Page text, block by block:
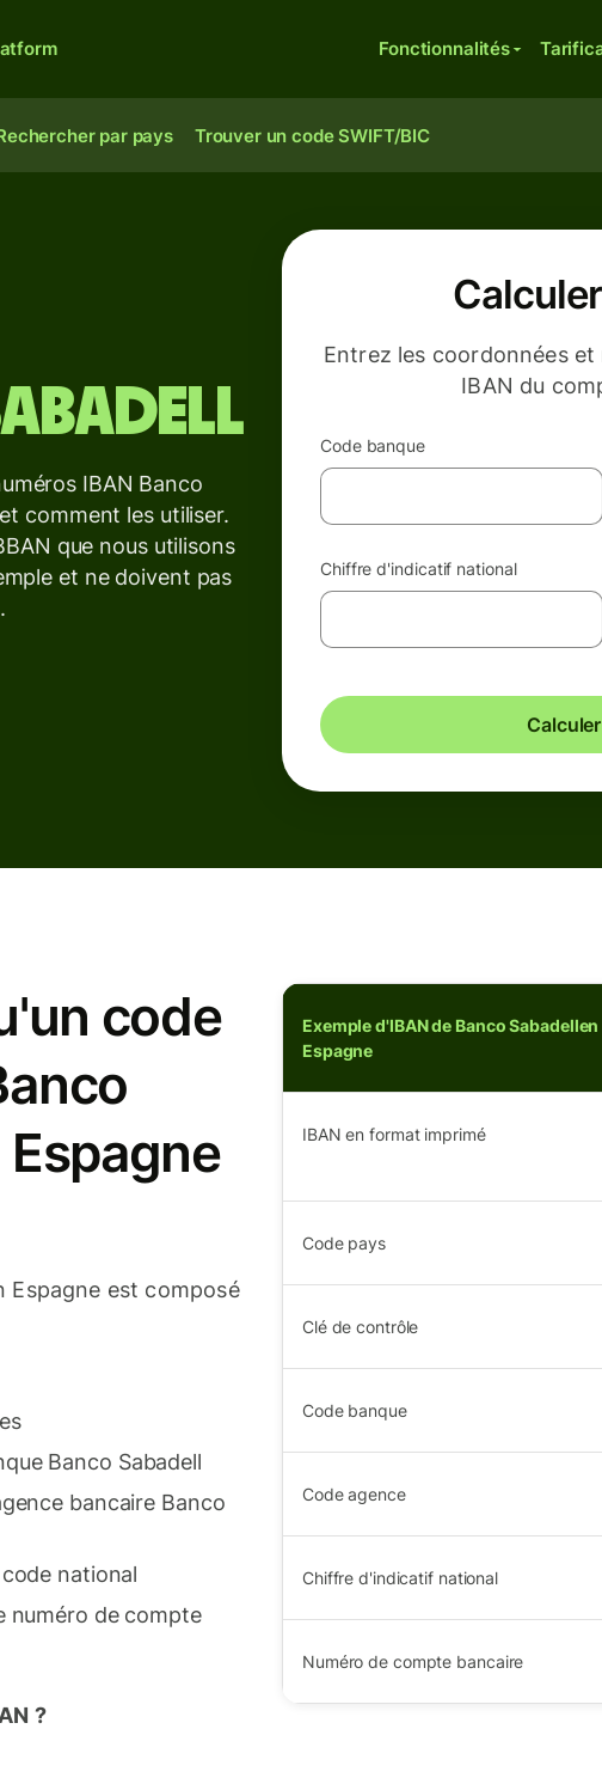
Fonctionnalités
par pays Trouver un code SWIFT/BIC
IBAN Banco
comment les utiliser.
que nous utilisons
et ne doivent pas
Entrez les coordonnées
IBAN du
Code banque
Chiffre d'indicatif national
code
Espagne est composé
Banco Sabadell
bancaire Banco
national
numéro de compte
?
Exemple d'IBAN de Banco Sabadellen
Espagne
IBAN en format imprimé
Code pays
Clé de contrôle
Code banque
Code agence
Chiffre d'indicatif national
Numéro de compte bancaire